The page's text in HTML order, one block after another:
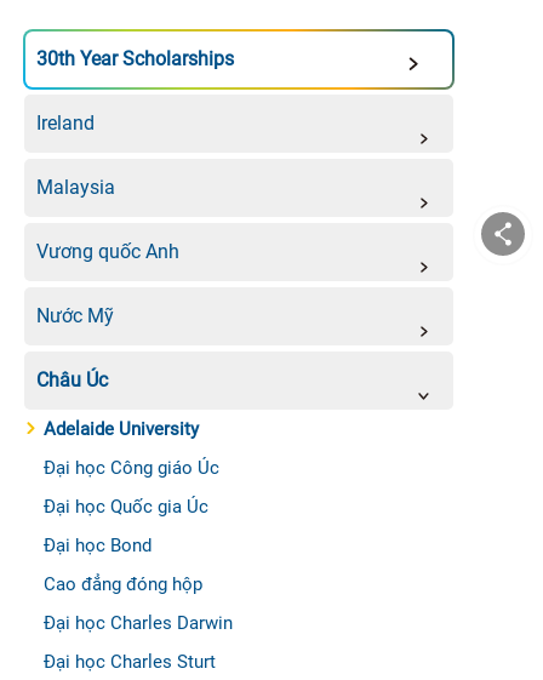
30th Year Scholarships
Ireland
Malaysia
Vương quốc Anh
Nước Mỹ
Châu Úc
Adelaide University
Đại học Công giáo Úc
Đại học Quốc gia Úc
Đại học Bond
Cao đẳng đóng hộp
Đại học Charles Darwin
Đại học Charles Sturt